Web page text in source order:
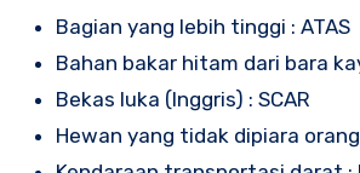
Bagian yang lebih tinggi : ATAS
Bahan bakar hitam dari bara
Bekas luka (Inggris) : SCAR
Hewan yang tidak dipiara orang